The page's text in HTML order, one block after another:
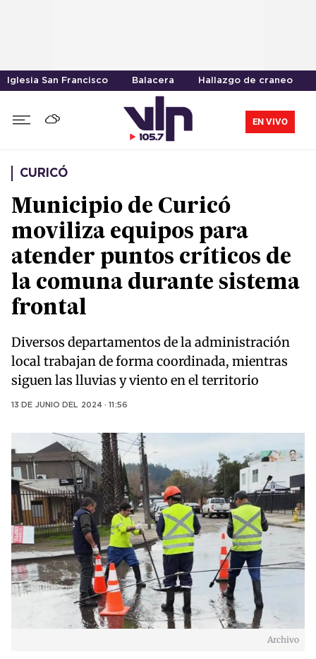
Iglesia San Francisco Balacera Hallazgo de craneo
EN VIVO
CURICÓ
Municipio de Curicó
moviliza equipos para
atender puntos críticos de
la comuna durante sistema
frontal
Diversos departamentos de la administración
local trabajan de forma coordinada, mientras
siguen las lluvias y viento en el territorio
13 DE JUNIO DEL 2024 · 11:56
Archivo